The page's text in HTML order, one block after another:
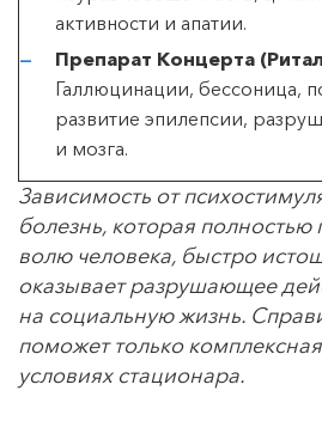
активности и апатии.
Препарат Концерта
Галлюцинации, бессоница,
развитие эпилепсии,
и мозга.
Зависимость от
болезнь, которая полностью
волю человека, быстро
оказывает разрушающее
на социальную жизнь.
поможет только
условиях стационара.